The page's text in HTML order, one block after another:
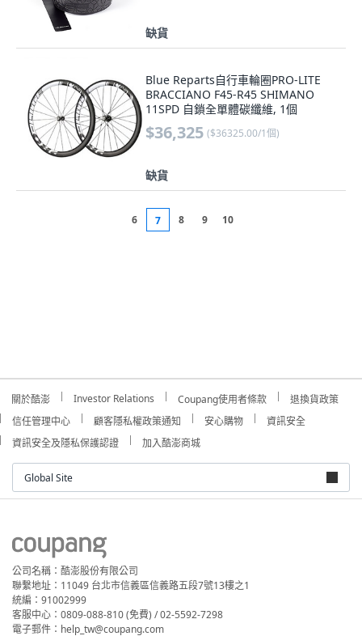
缺貨
Blue Reparts自行車輪圈PRO-LITE
BRACCIANO F45-R45 SHIMANO
11SPD 自鎖全單體碳纖維, 1個
$36,325 ($36325.00/1個)
缺貨
6 7 8 9 10
關於酷澎 Investor Relations Coupang使用者條款
退換貨政策
信任管理中心
顧客隱私權政策通知 安心購物
資訊安全
資訊安全及隱私保護認證
加入酷澎商城
Global Site
公司名稱：酷澎股份有限公司
聯繫地址：11049 台北市信義區信義路五段7號13樓之1
統編：91002999
客服中心：0809-088-810 (免費) / 02-5592-7298
電子郵件：help_tw@coupang.com